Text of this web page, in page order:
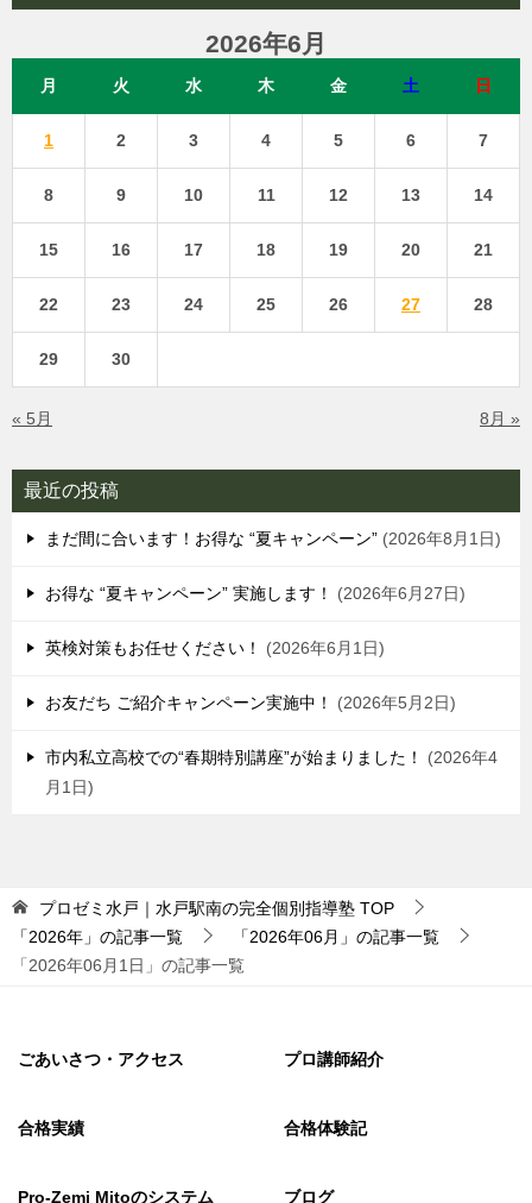
2026年6月
月 火 水 木 金 土 日
1 2 3 4 5 6 7
8 9 10 11 12 13 14
15 16 17 18 19 20 21
22 23 24 25 26 27 28
29 30
« 5月 8月 »
最近の投稿
まだ間に合います！お得な “夏キャンペーン” 2026年8月1日
お得な “夏キャンペーン” 実施します！ 2026年6月27日
英検対策もお任せください！ 2026年6月1日
お友だち ご紹介キャンペーン実施中！ 2026年5月2日
市内私立高校での“春期特別講座”が始まりました！
2026年4
月1日
プロゼミ水戸｜水戸駅南の完全個別指導塾 TOP
「2026年」の記事一覧
「2026年06月」の記事一覧
「2026年06月1日」の記事一覧
ごあいさつ・アクセス プロ講師紹介
合格実績 合格体験記
Pro-Zemi Mitoのシステム ブログ